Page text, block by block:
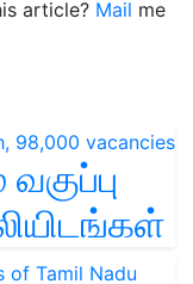
article? Mail me